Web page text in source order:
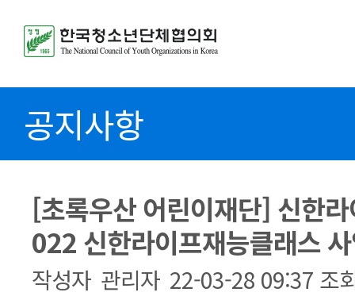
공지사항
[초록우산 어린이재단] 신한
022 신한라이프재능클래스
작성자 관리자 22-03-28 09:37 조